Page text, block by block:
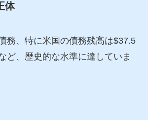
体
務、特に米国の債務残高は$37.5
ど、歴史的な水準に達していま